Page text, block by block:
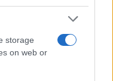
storage
on web or